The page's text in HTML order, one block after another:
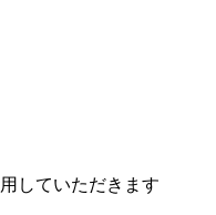
していただきます